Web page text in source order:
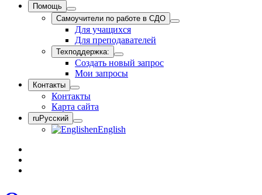
Помощь
Самоучители по работе в СДО
Для учащихся
Для преподавателей
Техподдержка:
Создать новый запрос
Мои запросы
Контакты
Контакты
Карта сайта
ruРусский
enEnglish